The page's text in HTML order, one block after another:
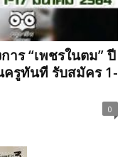
ร “เพชรในตม” ปี
ครูทันที รับสมัคร 1-
0